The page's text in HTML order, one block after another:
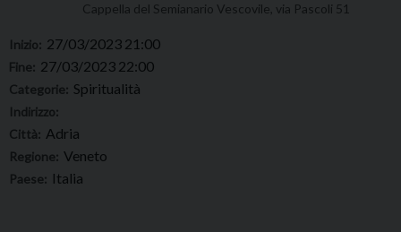
Cappella del Semianario Vescovile, via Pascoli 51
Inizio: 27/03/2023 21:00
Fine: 27/03/2023 22:00
Categorie: Spiritualità
Indirizzo:
Città: Adria
Regione: Veneto
Paese: Italia